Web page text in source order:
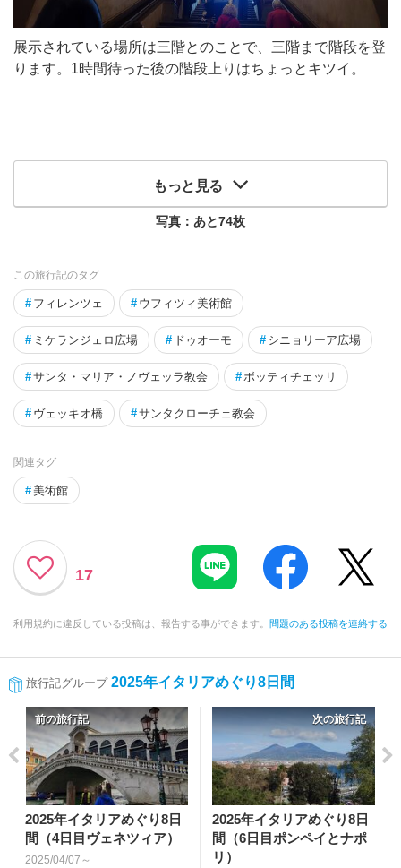
展示されている場所は三階とのことで、三階まで階段を登
ります。1時間待った後の階段上りはちょっとキツイ。
もっと見る
写真：あと74枚
この旅行記のタグ
# フィレンツェ # ウフィツィ美術館
# ミケランジェロ広場 # ドゥオーモ # シニョリーア広場
#サンタ・マリア・ノヴェッラ教会 #ボッティチェッリ
# ヴェッキオ橋 #サンタクローチェ教会
関連タグ
#美術館
17
利用規約に違反している投稿は、報告する事ができます。 問題のある投稿を連絡する
旅行記グループ 2025年イタリアめぐり8日間
前の旅行記
2025年イタリアめぐり8日
間（4日目ヴェネツィア）
2025/04/07～
次の旅行記
2025年イタリアめぐり8日
間（6日目ポンペイとナポ
リ）